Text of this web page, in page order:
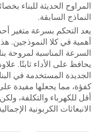
النماذج السابقة.
يعد التحكم بسرعة متغير
أهمية في كلا النموذجين.
السرعة المناسبة لمروحة
يحافظ على الأداء ثابتًا.
الجديدة المستخدمة في
كفؤة، مما يجعلها مفيدة
أقل للكهرباء والتكلفة،
الانبعاثات الكربونية